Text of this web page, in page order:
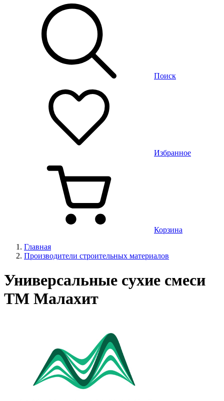
Поиск
Избранное
Корзина
Главная
Производители строительных материалов
Универсальные сухие смеси
ТМ Малахит